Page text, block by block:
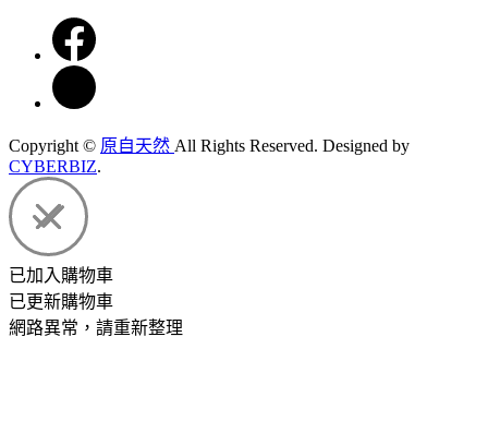
Copyright © 原自天然 All Rights Reserved. Designed by
CYBERBIZ.
已加入購物車
已更新購物車
網路異常，請重新整理